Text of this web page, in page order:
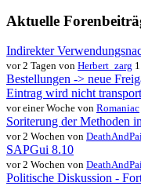
Aktuelle
Indirekter
vor 2 Tagen von Herbert_zarg
Bestellungen -> neue
Eintrag wird nicht
vor einer Woche von Romaniac
Soriterung der Methoden
vor 2 Wochen von
SAPGui 8.10
vor 2 Wochen von
Politische Diskussion -